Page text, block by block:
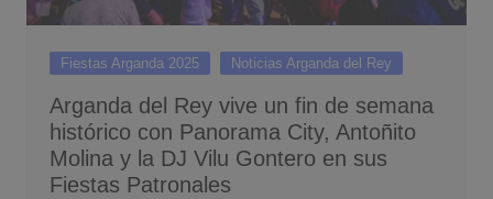
Fiestas Arganda 2025 Noticias Arganda del Rey
Arganda del Rey vive un fin de semana
histórico con Panorama City, Antoñito
Molina y la DJ Vilu Gontero en sus
Fiestas Patronales